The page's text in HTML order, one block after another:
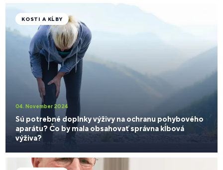
04. November 2024
Sú potrebné doplnky výživy na ochranu pohybového
aparátu? Čo by mala obsahovať správna kĺbová
výživa?
KOSTI A KĹBY